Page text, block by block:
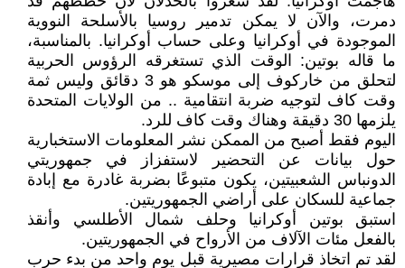
دمرت، والآن لا يمكن تدمير روسيا بالأسلحة النووية
الموجودة في أوكرانيا وعلى حساب أوكرانيا. بالمناسبة،
ما قاله بوتين: الوقت الذي تستغرقه الرؤوس الحربية
لتحلق من خاركوف إلى موسكو هو 3 دقائق وليس ثمة
وقت كاف لتوجيه ضربة انتقامية .. من الولايات المتحدة
يلزمها 30 دقيقة وهناك وقت كاف للرد.
اليوم فقط أصبح من الممكن نشر المعلومات الاستخبارية
حول بيانات عن التحضير لاستفزاز في جمهوريتي
الدونباس الشعبيتين، يكون متبوعًا بضربة غادرة مع إبادة
جماعية للسكان على أراضي الجمهوريتين.
استبق بوتين أوكرانيا وحلف شمال الأطلسي وأنقذ
بالفعل مئات الآلاف من الأرواح في الجمهوريتين.
لقد تم اتخاذ قرارات مصيرية قبل يوم واحد من بدء حرب